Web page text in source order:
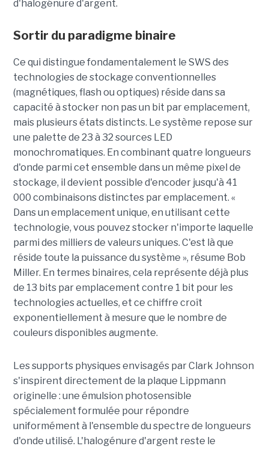
d'halogénure d'argent.
Sortir du paradigme binaire
Ce qui distingue fondamentalement le SWS des
technologies de stockage conventionnelles
(magnétiques, flash ou optiques) réside dans sa
capacité à stocker non pas un bit par emplacement,
mais plusieurs états distincts. Le système repose sur
une palette de 23 à 32 sources LED
monochromatiques. En combinant quatre longueurs
d'onde parmi cet ensemble dans un même pixel de
stockage, il devient possible d'encoder jusqu'à 41
000 combinaisons distinctes par emplacement. «
Dans un emplacement unique, en utilisant cette
technologie, vous pouvez stocker n'importe laquelle
parmi des milliers de valeurs uniques. C'est là que
réside toute la puissance du système », résume Bob
Miller. En termes binaires, cela représente déjà plus
de 13 bits par emplacement contre 1 bit pour les
technologies actuelles, et ce chiffre croît
exponentiellement à mesure que le nombre de
couleurs disponibles augmente.
Les supports physiques envisagés par Clark Johnson
s'inspirent directement de la plaque Lippmann
originelle : une émulsion photosensible
spécialement formulée pour répondre
uniformément à l'ensemble du spectre de longueurs
d'onde utilisé. L'halogénure d'argent reste le